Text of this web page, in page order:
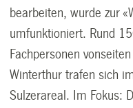
bearbeiten, wurde zur
umfunktioniert. Rund
Fachpersonen
Winterthur trafen sich
Sulzerareal. Im Fokus: